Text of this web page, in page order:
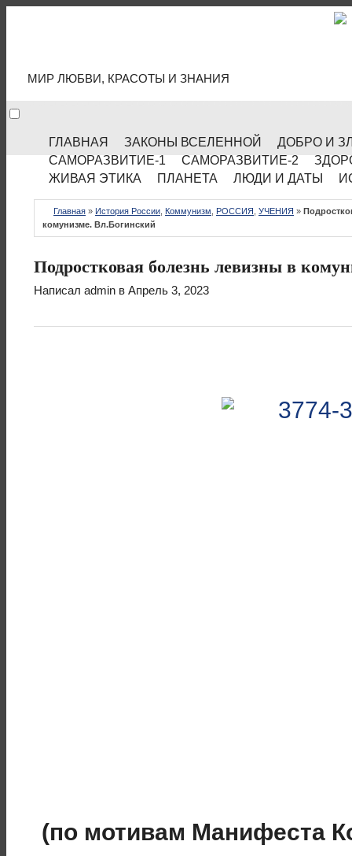
МИР ЛЮБВИ, КРАСОТЫ И ЗНАНИЯ
ГЛАВНАЯ ЗАКОНЫ ВСЕЛЕННОЙ
ДОБРО И
САМОРАЗВИТИЕ-1
САМОРАЗВИТИЕ-2
ЖИВАЯ ЭТИКА
ПЛАНЕТА ЛЮДИ И ДАТЫ
Главная » История России Коммунизм РОССИЯ УЧЕНИЯ »
комунизме. Вл.Богинский
Подростковая болезнь левизны в
Написал admin в Апрель 3, 2023
(по мотивам Манифеста